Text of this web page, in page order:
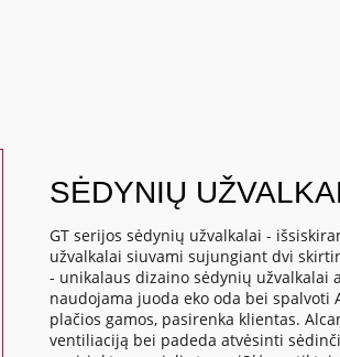
SĖDYNIŲ
GT serijos sėdynių užvalkalai -
užvalkalai siuvami sujungiant dvi
- unikalaus dizaino sėdynių užvalkalai
naudojama juoda eko oda bei spalvoti
plačios gamos, pasirenka klientas.
ventiliaciją bei padeda atvėsinti